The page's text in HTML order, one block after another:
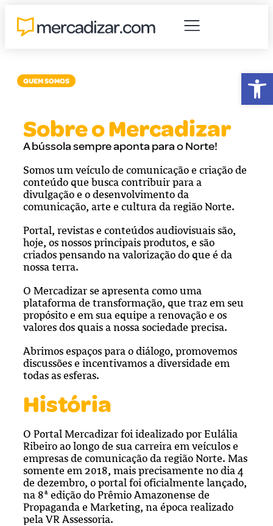
QUEM SOMOS
Sobre o Mercadizar
A bússola sempre aponta para o Norte!
Somos um veículo de comunicação e criação de
conteúdo que busca contribuir para a
divulgação e o desenvolvimento da
comunicação, arte e cultura da região Norte.
Portal, revistas e conteúdos audiovisuais são,
hoje, os nossos principais produtos, e são
criados pensando na valorização do que é da
nossa terra.
O Mercadizar se apresenta como uma
plataforma de transformação, que traz em seu
propósito e em sua equipe a renovação e os
valores dos quais a nossa sociedade precisa.
Abrimos espaços para o diálogo, promovemos
discussões e incentivamos a diversidade em
todas as esferas.
História
O Portal Mercadizar foi idealizado por Eulália
Ribeiro ao longo de sua carreira em veículos e
empresas de comunicação da região Norte. Mas
somente em 2018, mais precisamente no dia 4
de dezembro, o portal foi oficialmente lançado,
na 8ª edição do Prêmio Amazonense de
Propaganda e Marketing, na época realizado
pela VR Assessoria.